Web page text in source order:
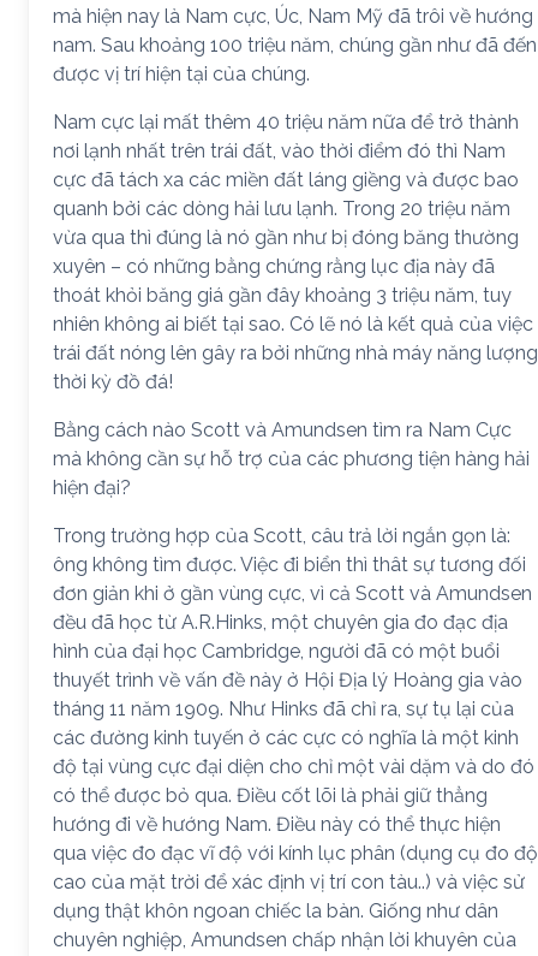
mà hiện nay là Nam cực, Úc, Nam Mỹ đã trôi về hướng
nam. Sau khoảng 100 triệu năm, chúng gần như đã đến
được vị trí hiện tại của chúng.
Nam cực lại mất thêm 40 triệu năm nữa để trở thành
nơi lạnh nhất trên trái đất, vào thời điểm đó thì Nam
cực đã tách xa các miền đất láng giềng và được bao
quanh bởi các dòng hải lưu lạnh. Trong 20 triệu năm
vừa qua thì đúng là nó gần như bị đóng băng thường
xuyên – có những bằng chứng rằng lục địa này đã
thoát khỏi băng giá gần đây khoảng 3 triệu năm, tuy
nhiên không ai biết tại sao. Có lẽ nó là kết quả của việc
trái đất nóng lên gây ra bởi những nhà máy năng lượng
thời kỳ đồ đá!
Bằng cách nào Scott và Amundsen tìm ra Nam Cực
mà không cần sự hỗ trợ của các phương tiện hàng hải
hiện đại?
Trong trường hợp của Scott, câu trả lời ngắn gọn là:
ông không tìm được. Việc đi biển thì thât sự tương đối
đơn giản khi ở gần vùng cực, vì cả Scott và Amundsen
đều đã học từ A.R.Hinks, một chuyên gia đo đạc địa
hình của đại học Cambridge, người đã có một buổi
thuyết trình về vấn đề này ở Hội Địa lý Hoàng gia vào
tháng 11 năm 1909. Như Hinks đã chỉ ra, sự tụ lại của
các đường kinh tuyến ở các cực có nghĩa là một kinh
độ tại vùng cực đại diện cho chỉ một vài dặm và do đó
có thể được bỏ qua. Điều cốt lõi là phải giữ thẳng
hướng đi về hướng Nam. Điều này có thể thực hiện
qua việc đo đạc vĩ độ với kính lục phân (dụng cụ đo độ
cao của mặt trời để xác định vị trí con tàu..) và việc sử
dụng thật khôn ngoan chiếc la bàn. Giống như dân
chuyên nghiệp, Amundsen chấp nhận lời khuyên của